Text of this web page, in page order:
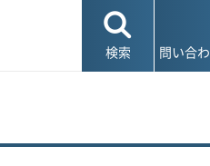
検索 問い合